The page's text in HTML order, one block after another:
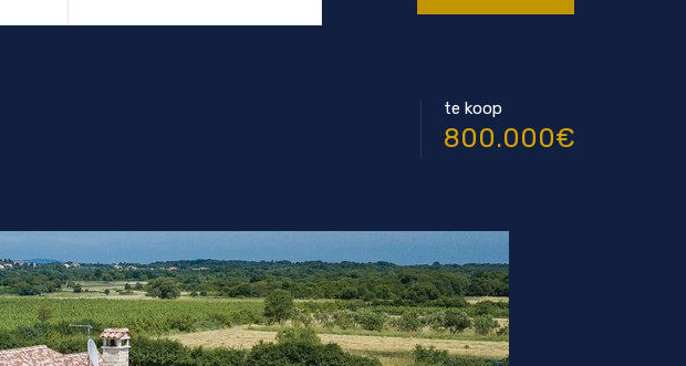
te koop
800.000€